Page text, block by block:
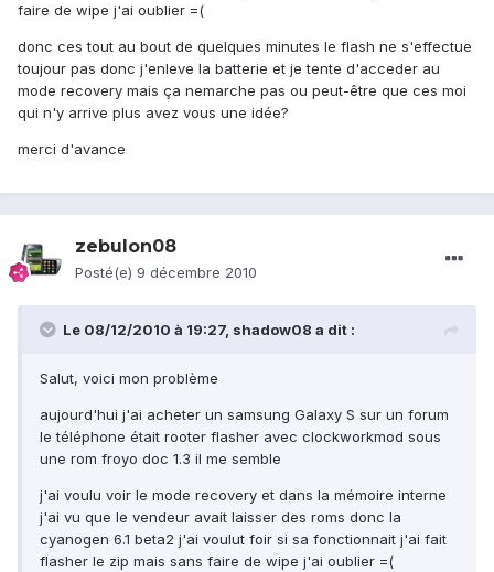
faire de wipe j'ai oublier =(
donc ces tout au bout de quelques minutes le flash ne s'effectue
toujour pas donc j'enleve la batterie et je tente d'acceder au
mode recovery mais ça nemarche pas ou peut-être que ces moi
qui n'y arrive plus avez vous une idée?
merci d'avance
zebulon08
Posté(e) 9 décembre 2010
Le 08/12/2010 à 19:27, shadow08 a dit :
Salut, voici mon problème
aujourd'hui j'ai acheter un samsung Galaxy S sur un forum
le téléphone était rooter flasher avec clockworkmod sous
une rom froyo doc 1.3 il me semble
j'ai voulu voir le mode recovery et dans la mémoire interne
j'ai vu que le vendeur avait laisser des roms donc la
cyanogen 6.1 beta2 j'ai voulut foir si sa fonctionnait j'ai fait
flasher le zip mais sans faire de wipe j'ai oublier =(